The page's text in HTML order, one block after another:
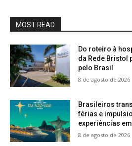
MOST READ
Do roteiro à
da Rede Bristol
pelo Brasil
8 de agosto de 2026
Brasileiros
férias e
experiências
8 de agosto de 2026